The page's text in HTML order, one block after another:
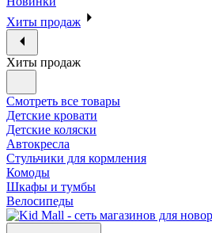
Хиты продаж
Хиты продаж
Смотреть все товары
Детские кровати
Детские коляски
Автокресла
Стульчики для кормления
Комоды
Шкафы и тумбы
Велосипеды